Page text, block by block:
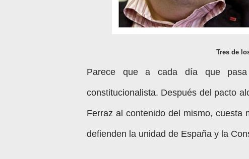
Tres de
Parece que a cada día que
constitucionalista. Después del pacto
Ferraz al contenido del mismo, cuesta
defienden la unidad de España y la